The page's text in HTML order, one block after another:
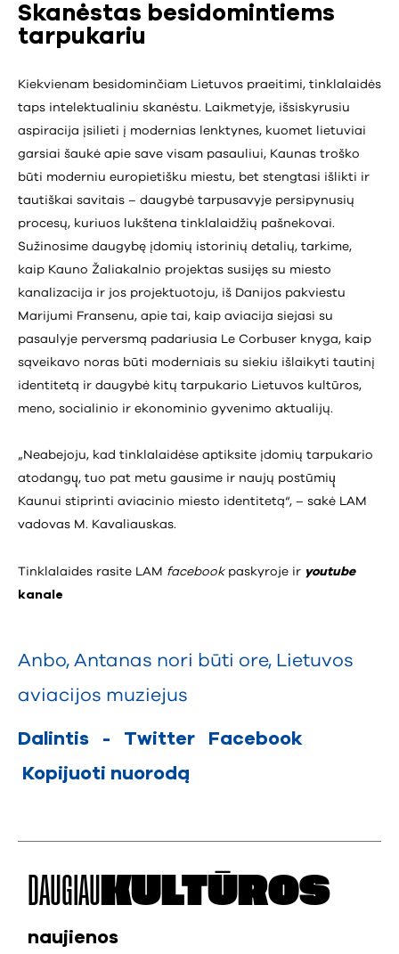
Skanėstas besidomintiems
tarpukariu
Kiekvienam besidominčiam Lietuvos praeitimi, tinklalaidės
taps intelektualiniu skanėstu. Laikmetyje, išsiskyrusiu
aspiracija įsilieti į modernias lenktynes, kuomet lietuviai
garsiai šaukė apie save visam pasauliui, Kaunas troško
būti moderniu europietišku miestu, bet stengtasi išlikti ir
tautiškai savitais – daugybė tarpusavyje persipynusių
procesų, kuriuos lukštena tinklalaidžių pašnekovai.
Sužinosime daugybę įdomių istorinių detalių, tarkime,
kaip Kauno Žaliakalnio projektas susijęs su miesto
kanalizacija ir jos projektuotoju, iš Danijos pakviestu
Marijumi Fransenu, apie tai, kaip aviacija siejasi su
pasaulyje perversmą padariusia Le Corbuser knyga, kaip
sąveikavo noras būti moderniais su siekiu išlaikyti tautinį
identitetą ir daugybė kitų tarpukario Lietuvos kultūros,
meno, socialinio ir ekonominio gyvenimo aktualijų.
„Neabejoju, kad tinklalaidėse aptiksite įdomių tarpukario
atodangų̨, tuo pat metu gausime ir naujų postūmių̨
Kaunui stiprinti aviacinio miesto identitetą“, – sakė LAM
vadovas M. Kavaliauskas.
Tinklalaides rasite LAM facebookpaskyroje ir youtube
kanale
Anbo, Antanas nori būti ore, Lietuvos
aviacijos muziejus
Dalintis - Twitter
Facebook
Kopijuoti nuorodą
DAUGIAU KULTŪROS
naujienos